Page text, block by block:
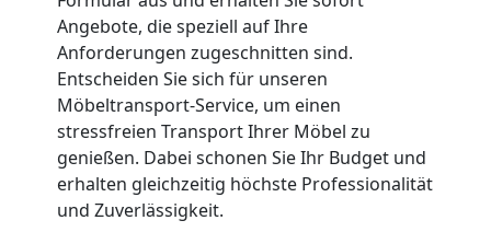
Angebote, die speziell auf Ihre
Anforderungen zugeschnitten sind.
Entscheiden Sie sich für unseren
Möbeltransport-Service, um einen
stressfreien Transport Ihrer Möbel zu
genießen. Dabei schonen Sie Ihr Budget und
erhalten gleichzeitig höchste Professionalität
und Zuverlässigkeit.
Beiladung
National
Beiladung